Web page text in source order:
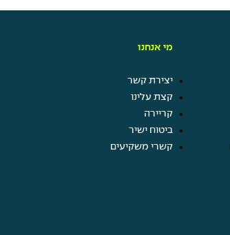
מי אנחנו
יצירת קשר
קצת עלינו
קריירה
ביטוח ישיר
קשרי משקיעים